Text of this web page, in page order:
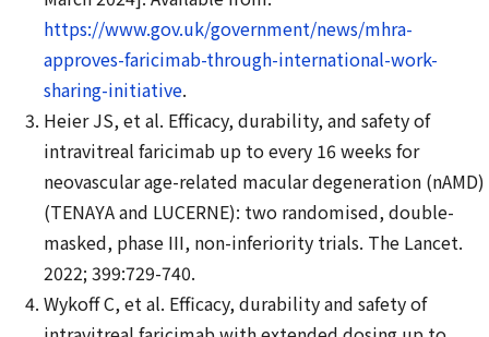
https://www.gov.uk/government/news/mhra-
approves-faricimab-through-international-work-
sharing-initiative.
Heier JS, et al. Efficacy, durability, and safety of
intravitreal faricimab up to every 16 weeks for
neovascular age-related macular degeneration (nAMD)
(TENAYA and LUCERNE): two randomised, double-
masked, phase III, non-inferiority trials. The Lancet.
2022; 399:729-740.
Wykoff C, et al. Efficacy, durability and safety of